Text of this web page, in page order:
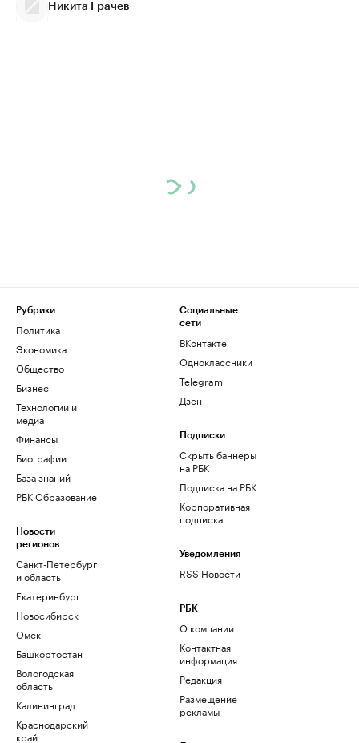
Никита Грачев
Рубрики
Политика
Экономика
Общество
Бизнес
Технологии и
медиа
Финансы
Биографии
База знаний
РБК Образование
Новости
регионов
Санкт-Петербург
и область
Екатеринбург
Новосибирск
Омск
Башкортостан
Вологодская
область
Калининград
Краснодарский
край
Социальные
сети
ВКонтакте
Одноклассники
Telegram
Дзен
Подписки
Скрыть баннеры
на РБК
Подписка на РБК
Корпоративная
подписка
Уведомления
RSS Новости
РБК
О компании
Контактная
информация
Редакция
Размещение
рекламы